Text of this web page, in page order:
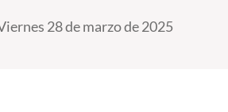
28 de marzo de 2025